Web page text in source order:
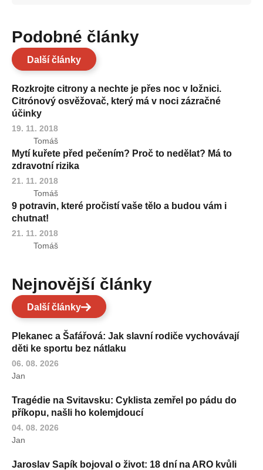
Podobné články
Další články
Rozkrojte citrony a nechte je přes noc v ložnici.
Citrónový osvěžovač, který má v noci zázračné
účinky
19. 11. 2018
Tomáš
Mytí kuřete před pečením? Proč to nedělat? Má to
zdravotní rizika
21. 11. 2018
Tomáš
9 potravin, které pročistí vaše tělo a budou vám i
chutnat!
21. 11. 2018
Tomáš
Nejnovější články
Další články
Plekanec a Šafářová: Jak slavní rodiče vychovávají
děti ke sportu bez nátlaku
06. 08. 2026
Jan
Tragédie na Svitavsku: Cyklista zemřel po pádu do
příkopu, našli ho kolemjdoucí
04. 08. 2026
Jan
Jaroslav Sapík bojoval o život: 18 dní na ARO kvůli